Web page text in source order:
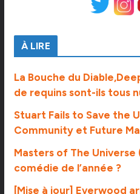
À LIRE
La Bouche du
de requins sont-ils tous
Stuart Fails to Save the
Community et Future
Masters of The
comédie de l’année ?
[Mise à jour] Everwood